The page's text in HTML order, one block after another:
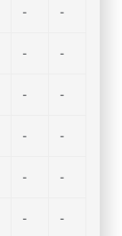
- -
- -
- -
- -
- -
- -